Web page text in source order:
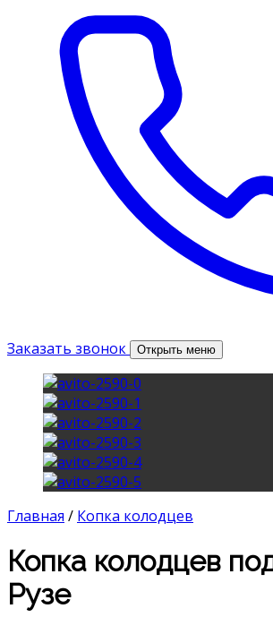
Заказать звонок Открыть меню
Главная / Копка колодцев
Копка колодцев
Рузе